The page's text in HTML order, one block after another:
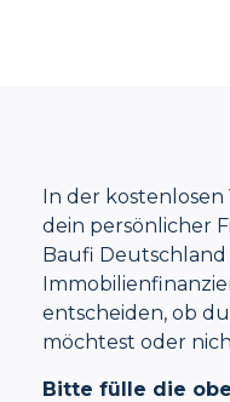
In der
dein persönlicher
Baufi
entscheiden, ob
möchtest oder
Bitte fülle die